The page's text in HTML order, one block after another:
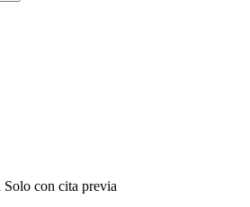
Solo con cita previa